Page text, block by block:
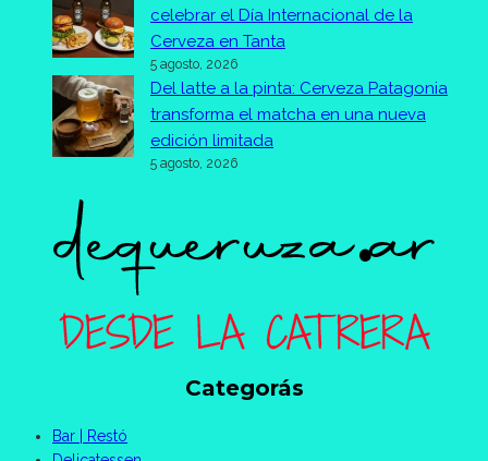
celebrar el Día Internacional de la
Cerveza en Tanta
5 agosto, 2026
Del latte a la pinta: Cerveza Patagonia
transforma el matcha en una nueva
edición limitada
5 agosto, 2026
Categorás
Bar | Restó